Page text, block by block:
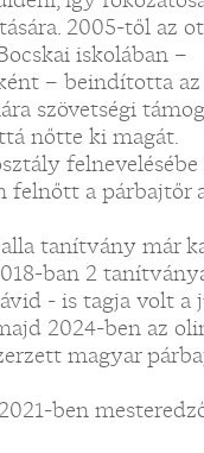
2005-től az
iskolában –
– beindította
szövetségi
nőtte ki magát.
felnőtt a párbajtőr
tanítvány már
ban 2
- is tagja volt a
2024-ben az
magyar
ben